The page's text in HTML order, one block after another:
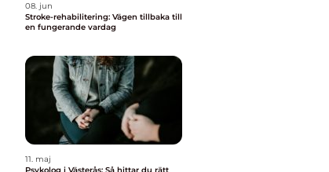
08. jun
Stroke-rehabilitering: Vägen tillbaka till
en fungerande vardag
11. maj